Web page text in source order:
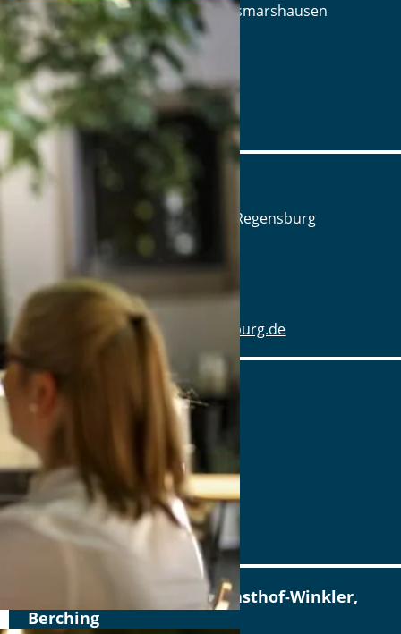
Augsburger Straße 2, 86441 Zusmarshausen
Tel.: Tel.: 08291-858220
Details
www.posthalterei.com
Alter Schlachthof
Am Alten Schlachthof 9, 93055 Regensburg
Tel.: Tel.: 0941-4637770
Details
www.hotel-schlachthof-regensburg.de
Alter Wirt
Marktplatz 1, 82031 Grünwald
Tel.: Tel.: 089-6419340
Details
www.alterwirt.de
Altstadthotel, Brauerei-Gasthof-Winkler,
Berching